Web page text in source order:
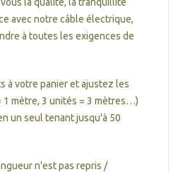
avec notre câble électrique,
à toutes les exigences de
à votre panier et ajustez les
1 mètre, 3 unités = 3 mètres…)
un seul tenant jusqu'à 50
n'est pas repris /